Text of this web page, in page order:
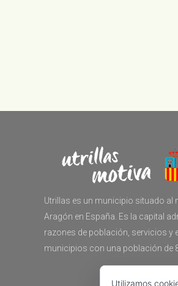
Utrillas es un municipio situado al
Aragón en España. Es la capital
razones de población, servicios y
municipios con una población de
Utilizamos